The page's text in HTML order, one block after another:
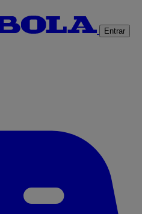
Entrar